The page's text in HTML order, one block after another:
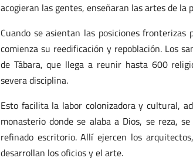
acogieran las gentes, enseñaran las artes de
Cuando se asientan las posiciones
comienza su reedificación y repoblación. Los
de Tábara, que llega a reunir hasta 600
severa disciplina.
Esto facilita la labor colonizadora y cultural,
monasterio donde se alaba a Dios, se reza,
refinado escritorio. Allí ejercen los
desarrollan los oficios y el arte.